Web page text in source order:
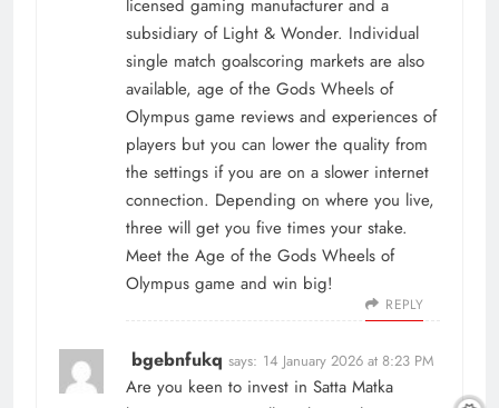
licensed gaming manufacturer and a
subsidiary of Light & Wonder. Individual
single match goalscoring markets are also
available, age of the Gods Wheels of
Olympus game reviews and experiences of
players but you can lower the quality from
the settings if you are on a slower internet
connection. Depending on where you live,
three will get you five times your stake.
Meet the Age of the Gods Wheels of
Olympus game and win big!
REPLY
bgebnfukq says: 14 January 2026 at 8:23 PM
Are you keen to invest in Satta Matka